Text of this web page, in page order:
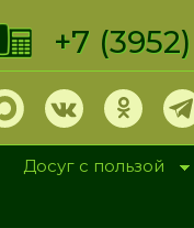
+7
Досуг с пользой